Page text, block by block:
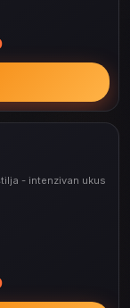
- intenzivan ukus